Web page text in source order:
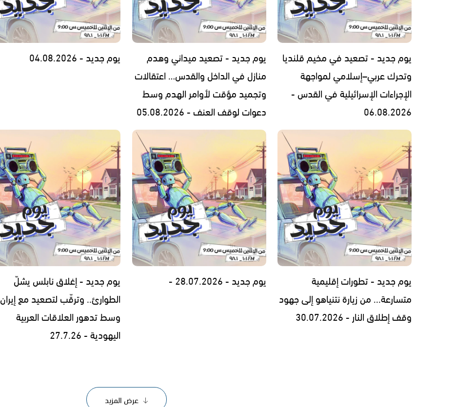
يوم جديد - تصعيد في مخيم قلنديا
وتحرك عربي–إسلامي لمواجهة
الإجراءات الإسرائيلية في القدس -
06.08.2026
يوم جديد - تصعيد ميداني وهدم
منازل في الداخل والقدس… اعتقالات
وتجميد مؤقت لأوامر الهدم وسط
دعوات لوقف العنف - 05.08.2026
يوم جديد - 04.08.2026
يوم جديد - تطورات إقليمية
متسارعة... من زيارة نتنياهو إلى جهود
وقف إطلاق النار - 30.07.2026
يوم جديد - 28.07.2026 -
يوم جديد - إغلاق نابلس يشلّ
الطوارئ.. وترقّب لتصعيد مع إيران
وسط تدهور العلاقات العربية
اليهودية - 27.7.26
عرض المزيد